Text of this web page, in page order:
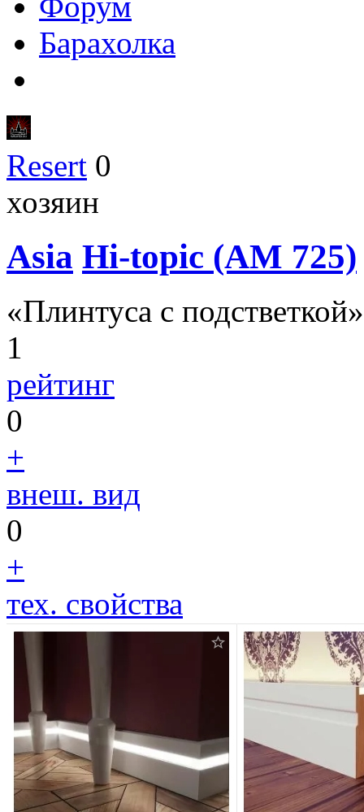
Барахолка
Resert 0
хозяин
Asia Hi-topic (AM 725)
«Плинтуса с подстветкой»
1
рейтинг
0
+
внеш. вид
0
+
тех. свойства